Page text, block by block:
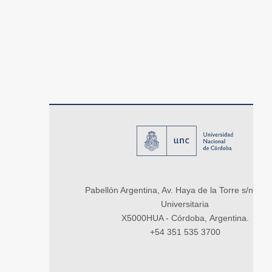
Pabellón Argentina, Av. Haya de la Torre s/n,
Universitaria
X5000HUA - Córdoba, Argentina.
+54 351 535 3700